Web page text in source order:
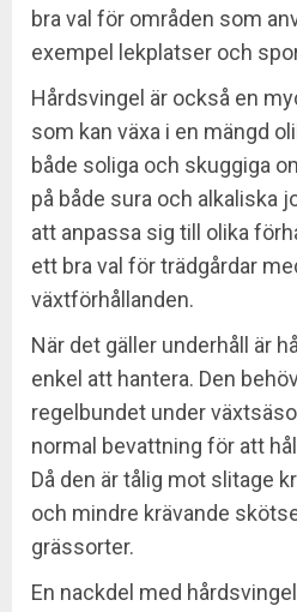
bra val för områden som
exempel lekplatser och
Hårdsvingel är också en
som kan växa i en mängd
både soliga och skuggiga
på både sura och alkaliska
att anpassa sig till olika
ett bra val för trädgårdar
växtförhållanden.
När det gäller underhåll är
enkel att hantera. Den
regelbundet under
normal bevattning för att
Då den är tålig mot slitage
och mindre krävande
grässorter.
En nackdel med